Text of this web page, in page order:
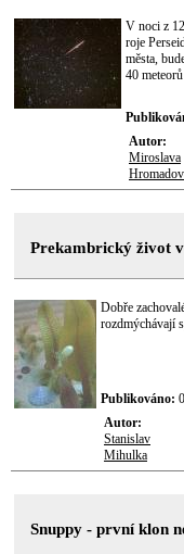
V noci z
roje
města,
40
Autor:
Miroslava
Prekambrický život
Dobře
rozdmýchávají
Publikováno:
Autor:
Stanislav
Mihulka
Snuppy - první klon